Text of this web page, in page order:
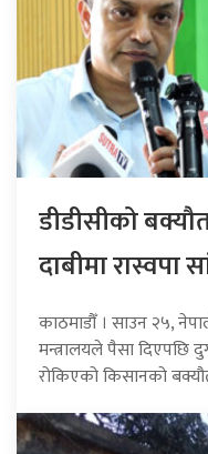
डीडीसीको
दाबीमा
काठमाडौँ । साउन २५,
मन्त्रालयले पैसा दिएपछि
रोकिएको किसानको